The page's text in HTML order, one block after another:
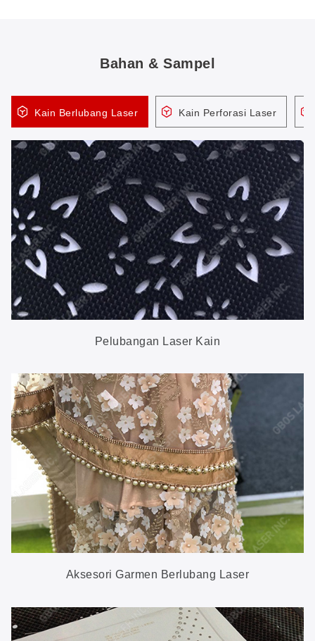
Bahan & Sampel
Kain Berlubang Laser Kain Perforasi Laser
Pelubangan Laser Kain
Aksesori Garmen Berlubang Laser